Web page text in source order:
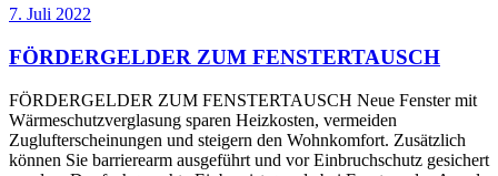
7. Juli 2022
FÖRDERGELDER ZUM FENSTERTAUSCH
FÖRDERGELDER ZUM FENSTERTAUSCH Neue Fenster mit
Wärmeschutzverglasung sparen Heizkosten, vermeiden
Zuglufterscheinungen und steigern den Wohnkomfort. Zusätzlich
können Sie barrierearm ausgeführt und vor Einbruchschutz gesichert